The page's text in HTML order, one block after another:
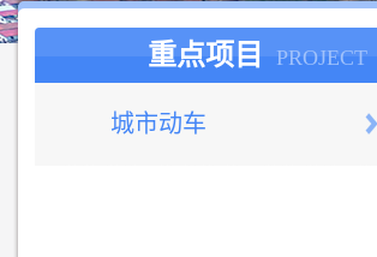
重点项目 PROJECT
城市动车